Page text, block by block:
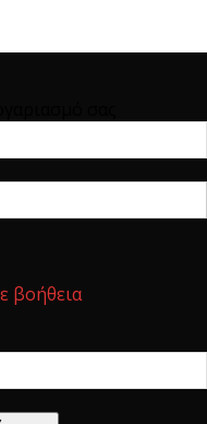
βοήθεια